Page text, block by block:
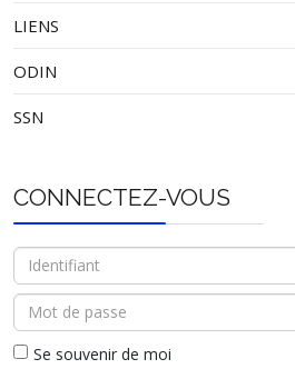
LIENS
ODIN
SSN
CONNECTEZ-VOUS
Identifiant
Mot de passe
Se souvenir de moi